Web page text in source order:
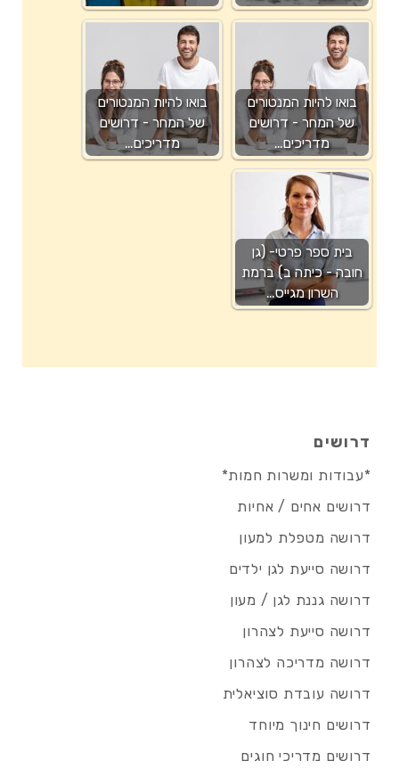
בואו להיות המנטורים
של המחר - דרושים
מדריכים…
בואו להיות המנטורים
של המחר - דרושים
מדריכים…
בית ספר פרטי- (גן
חובה - כיתה ב) ברמת
השרון מגייס…
דרושים
*עבודות ומשרות חמות*
דרושים אחים / אחיות
דרושה מטפלת למעון
דרושה סייעת לגן ילדים
דרושה גננת לגן / מעון
דרושה סייעת לצהרון
דרושה מדריכה לצהרון
דרושה עובדת סוציאלית
דרושים חינוך מיוחד
דרושים מדריכי חוגים